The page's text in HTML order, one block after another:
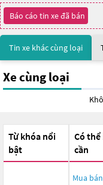
Báo cáo tin xe đã bán
Tin xe khác cùng loại
Xe cùng loại
Từ khóa nổi
bật
Có thể
cần
Mua